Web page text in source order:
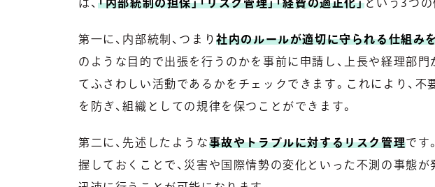
は、「内部統制の担保」「リスク管理」「経費の適正化」という3つの
第一に、内部統制、つまり社内のルールが適切に守られる仕組み
のような目的で出張を行うのかを事前に申請し、上長や経理部門
てふさわしい活動であるかをチェックできます。これにより、
を防ぎ、組織としての規律を保つことができます。
第二に、先述したような事故やトラブルに対するリスク管理です
握しておくことで、災害や国際情勢の変化といった不測の事態が